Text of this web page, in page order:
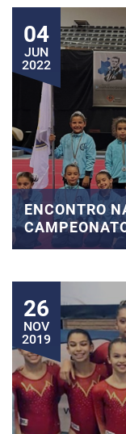
04
JUN
2022
ENCONTRO
26
NOV
2019